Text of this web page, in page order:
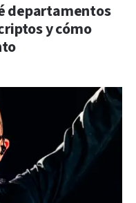
departamentos
y cómo